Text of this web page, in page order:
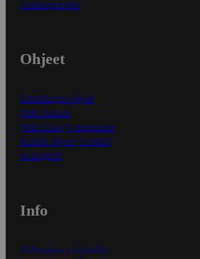
Asiakaspalvelu
Ohjeet
Ensitilaajan ohjeet
Näin maksat
Näin tilaat ja muokkaat
Kaikki ohjeet ja vinkit
In English
Info
S-Business yrityksille